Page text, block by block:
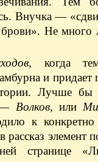
Внучка —
Не много
, когда
и придает
Лучше бы
— Волков, или
к конкретно
элемент
странице